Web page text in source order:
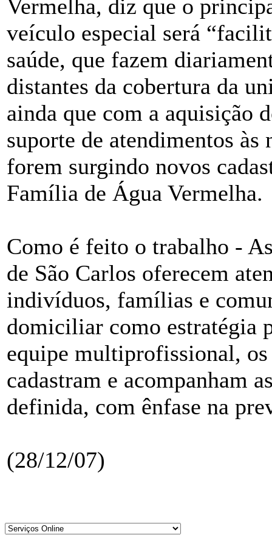
Vermelha, diz que o
veículo especial será
saúde, que fazem
distantes da cobertura da
ainda que com a aquisição
suporte de atendimentos
forem surgindo novos
Família de Água Vermelha.
Como é feito o trabalho -
de São Carlos oferecem
indivíduos, famílias e
domiciliar como estratégia
equipe multiprofissional, os
cadastram e acompanham
definida, com ênfase na
(28/12/07)